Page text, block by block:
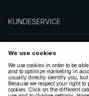
KUNDESERVICE
FØLG OSS